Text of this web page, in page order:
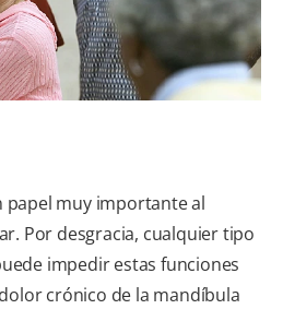
SUSCRÍBASE
papel muy importante al
Por desgracia, cualquier tipo
impedir estas funciones
crónico de la mandíbula